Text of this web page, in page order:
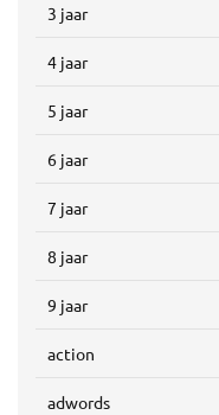
3 jaar
4 jaar
5 jaar
6 jaar
7 jaar
8 jaar
9 jaar
action
adwords